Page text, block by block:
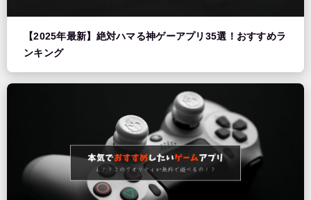
【2025年最新】絶対ハマる神ゲーアプリ35選！おすすめラ
ンキング